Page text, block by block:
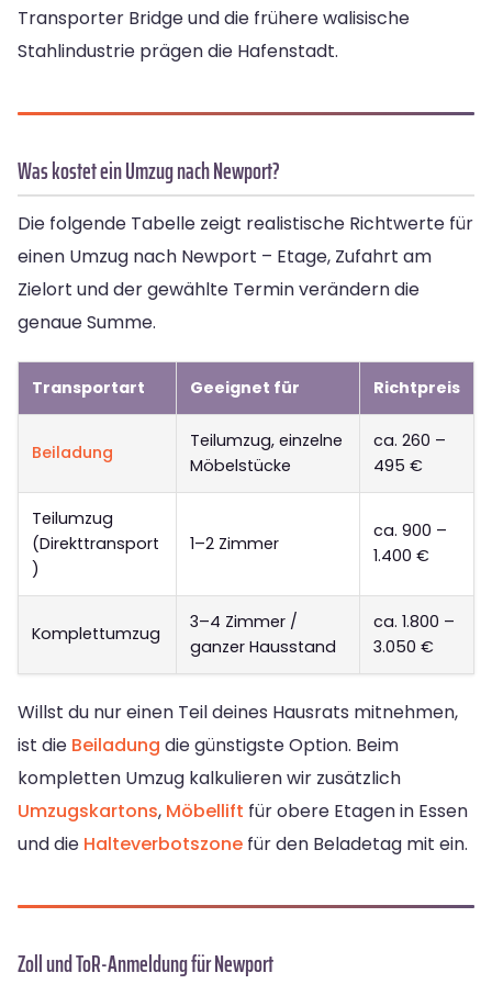
Transporter Bridge und die frühere walisische
Stahlindustrie prägen die Hafenstadt.
Was kostet ein Umzug nach Newport?
Die folgende Tabelle zeigt realistische Richtwerte für
einen Umzug nach Newport – Etage, Zufahrt am
Zielort und der gewählte Termin verändern die
genaue Summe.
Transportart Geeignet für Richtpreis
Beiladung
Teilumzug, einzelne
Möbelstücke
ca. 260 –
495 €
Teilumzug
(Direkttransport
)
1–2 Zimmer
ca. 900 –
1.400 €
Komplettumzug
3–4 Zimmer /
ganzer Hausstand
ca. 1.800 –
3.050 €
Willst du nur einen Teil deines Hausrats mitnehmen,
ist die Beiladung die günstigste Option. Beim
kompletten Umzug kalkulieren wir zusätzlich
Umzugskartons, Möbellift für obere Etagen in Essen
und die Halteverbotszone für den Beladetag mit ein.
Zoll und ToR-Anmeldung für Newport